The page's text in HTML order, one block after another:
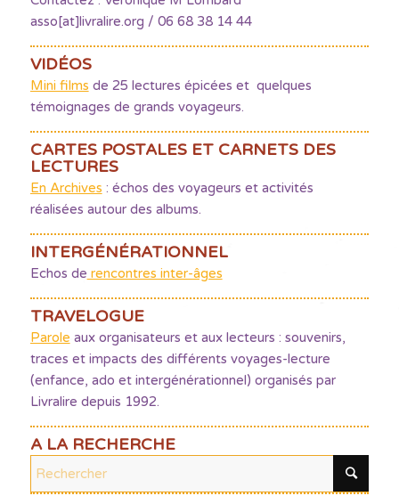
asso[at]livralire.org / 06 68 38 14 44
VIDÉOS
Mini films de 25 lectures épicées et quelques
témoignages de grands voyageurs.
CARTES POSTALES ET CARNETS DES
LECTURES
En Archives : échos des voyageurs et activités
réalisées autour des albums.
INTERGÉNÉRATIONNEL
Echos de rencontres inter-âges
TRAVELOGUE
Parole aux organisateurs et aux lecteurs : souvenirs,
traces et impacts des différents voyages-lecture
(enfance, ado et intergénérationnel) organisés par
Livralire depuis 1992.
A LA RECHERCHE